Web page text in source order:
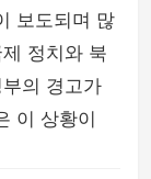
보도되며 많
정치와 북
의 경고가
이 상황이